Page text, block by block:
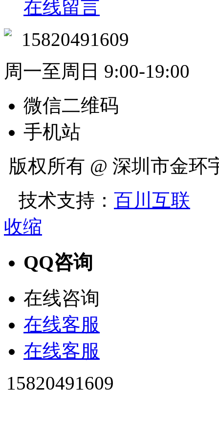
在线留言
15820491609
周一至周日 9:00-19:00
微信二维码
手机站
版权所有 @ 深圳市金
技术支持： 百川互联
收缩
QQ咨询
在线咨询
在线客服
在线客服
15820491609